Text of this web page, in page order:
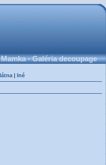
Mamka - Galéria decoupage
| Iné